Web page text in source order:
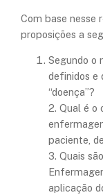
Com base nesse
proposições a
Segundo o
definidos e
“doença”?
2. Qual é o
paciente,
3. Quais
aplicação